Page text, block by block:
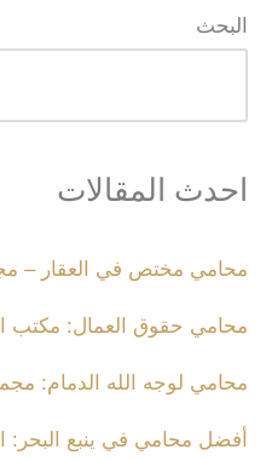
البحث
احدث المقالات
محامي مختص في العقار –
محامي حقوق العمال: مكتب
محامي لوجه الله الدمام:
أفضل محامي في ينبع البحر: